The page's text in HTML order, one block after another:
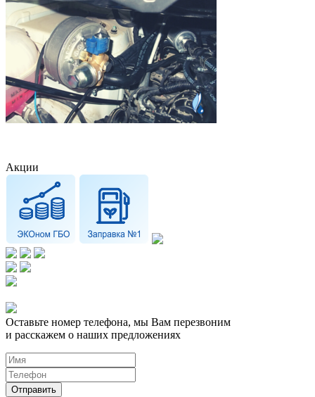
Акции
Оставьте номер телефона, мы Вам перезвоним
и расскажем о наших предложениях